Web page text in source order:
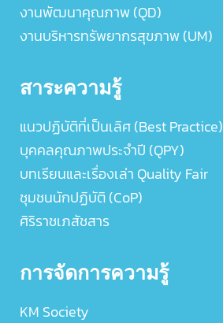
งานพัฒนาคุณภาพ (QD)
งานบริหารทรัพยากรสุขภาพ (UM)
สาระความรู้
แนวปฏิบัติที่เป็นเลิศ (Best Practice)
บุคคลคุณภาพประจำปี (QPY)
บทเรียนและเรื่องเล่า Quality Fair
ชุมชนนักปฏิบัติ (CoP)
ศิริราชเภสัชสาร
การจัดการความรู้
KM Society